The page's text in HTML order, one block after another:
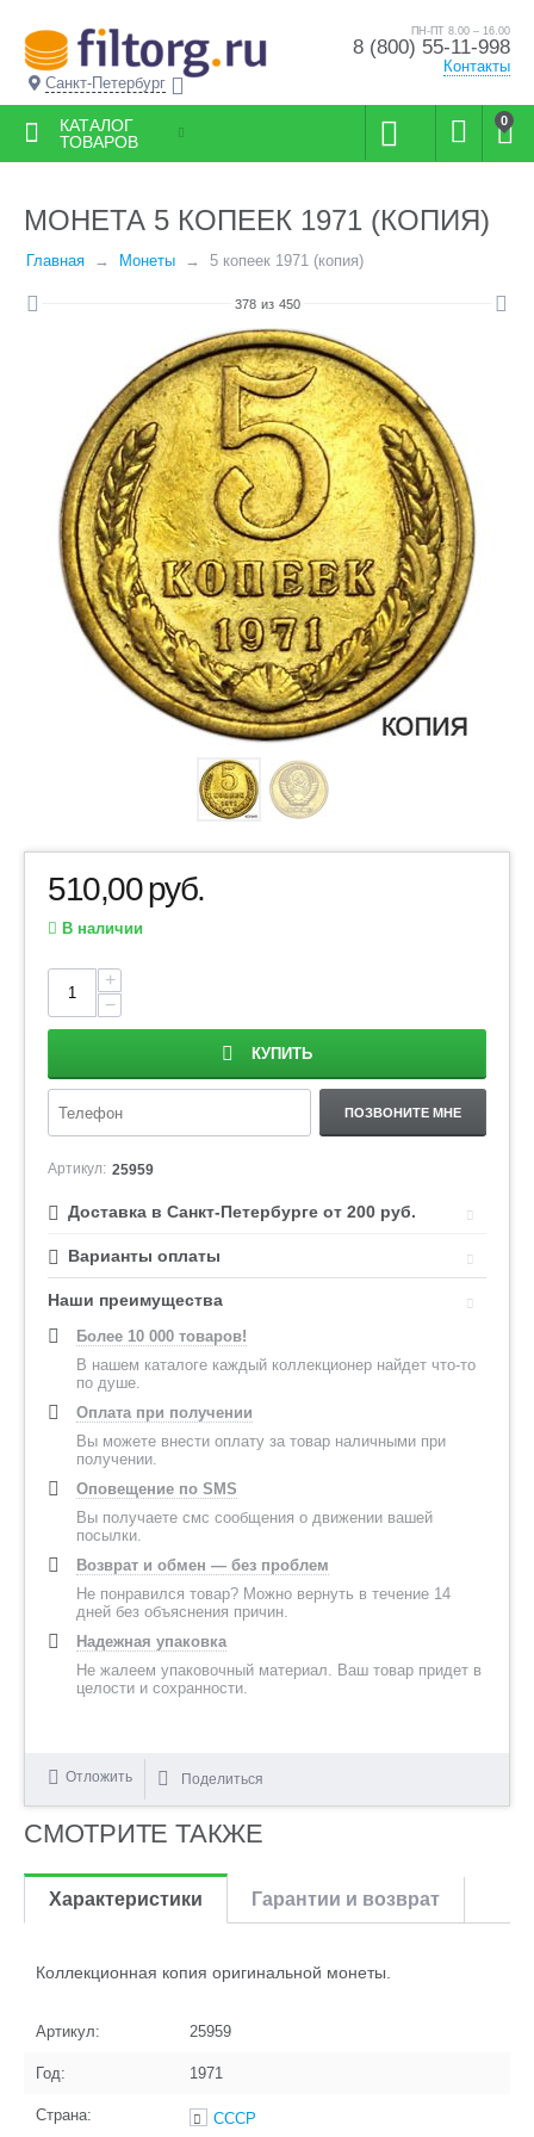
Санкт-Петербург
ПН-ПТ 8.00 – 16.00
8 (800) 55-11-998
Контакты
0
КАТАЛОГ
ТОВАРОВ
МОНЕТА 5 КОПЕЕК 1971 (КОПИЯ)
Главная Монеты 5 копеек 1971 (копия)
378 из 450
510,00руб.
В наличии
+
−
КУПИТЬ
ПОЗВОНИТЕ МНЕ
Артикул: 25959
Доставка в Санкт-Петербурге от 200 руб.
Варианты оплаты
Наши преимущества
Более 10 000 товаров!
В нашем каталоге каждый коллекционер найдет что-то
по душе.
Оплата при получении
Вы можете внести оплату за товар наличными при
получении.
Оповещение по SMS
Вы получаете смс сообщения о движении вашей
посылки.
Возврат и обмен — без проблем
Не понравился товар? Можно вернуть в течение 14
дней без объяснения причин.
Надежная упаковка
Не жалеем упаковочный материал. Ваш товар придет в
целости и сохранности.
Отложить Поделиться
СМОТРИТЕ ТАКЖЕ
Характеристики Гарантии и возврат
Коллекционная копия оригинальной монеты.
Артикул: 25959
Год: 1971
Страна: СССР